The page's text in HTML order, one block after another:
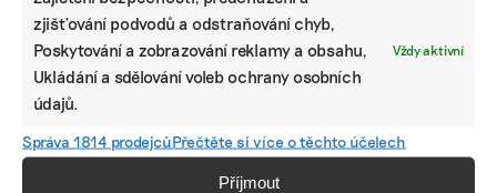
zjišťování podvodů a odstraňování chyb,
Poskytování a zobrazování reklamy a obsahu,
Ukládání a sdělování voleb ochrany osobních
údajů.
Vždy aktivní
Správa 1814 prodejcůPřečtěte si více o těchto účelech
Příjmout
PRÁCE, KTERÁ ZLEPŠÍ SVĚT
mutualus
Stáž: právnička nebo právník v oblasti
udržitelnosti